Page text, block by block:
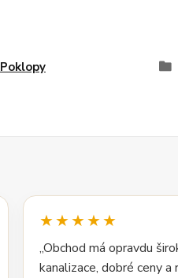
Poklopy
★★★★★
„Obchod má opravdu
kanalizace, dobré ceny a